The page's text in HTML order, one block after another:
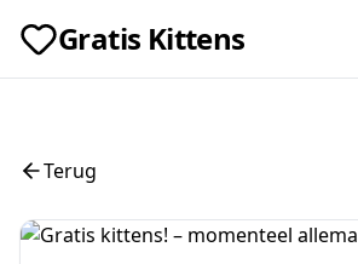
Gratis Kittens
Terug